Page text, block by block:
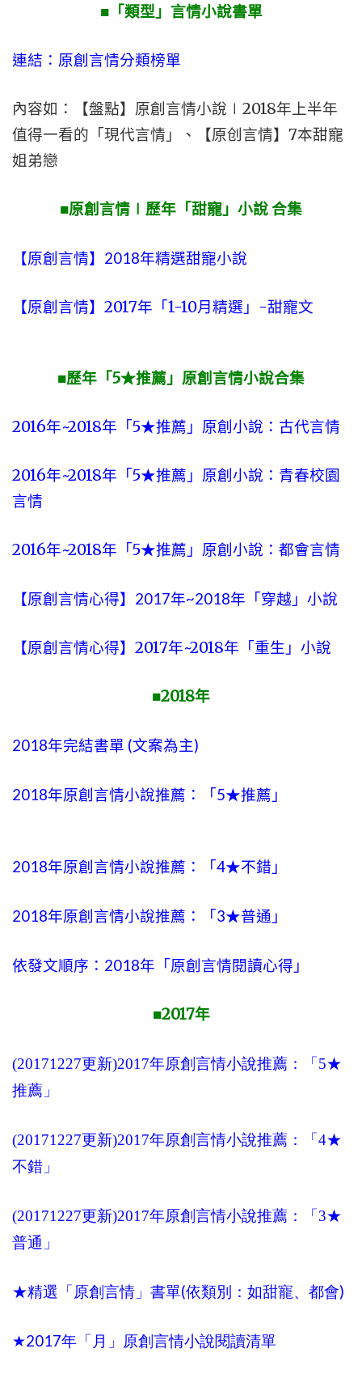
■「類型」言情小說書單
連結：原創言情分類榜單
內容如：【盤點】原創言情小說∣2018年上半年
值得一看的「現代言情」、【原创言情】7本甜寵
姐弟戀
■原創言情∣歷年「甜寵」小說 合集
【原創言情】2018年精選甜寵小說
【原創言情】2017年「1-10月精選」-甜寵文
■歷年「5★推薦」原創言情小說合集
2016年~2018年「5★推薦」原創小說：古代言情
2016年~2018年「5★推薦」原創小說：青春校園
言情
2016年~2018年「5★推薦」原創小說：都會言情
【原創言情心得】2017年~2018年「穿越」小說
【原創言情心得】2017年~2018年「重生」小說
■2018年
2018年完結書單 (文案為主)
2018年原創言情小說推薦：「5★推薦」
2018年原創言情小說推薦：「4★不錯」
2018年原創言情小說推薦：「3★普通」
依發文順序：2018年「原創言情閱讀心得」
■2017年
(20171227更新)2017年原創言情小說推薦：「5★
推薦」
(20171227更新)2017年原創言情小說推薦：「4★
不錯」
(20171227更新)2017年原創言情小說推薦：「3★
普通」
★精選「原創言情」書單(依類別：如甜寵、都會)
★2017年「月」原創言情小說閱讀清單